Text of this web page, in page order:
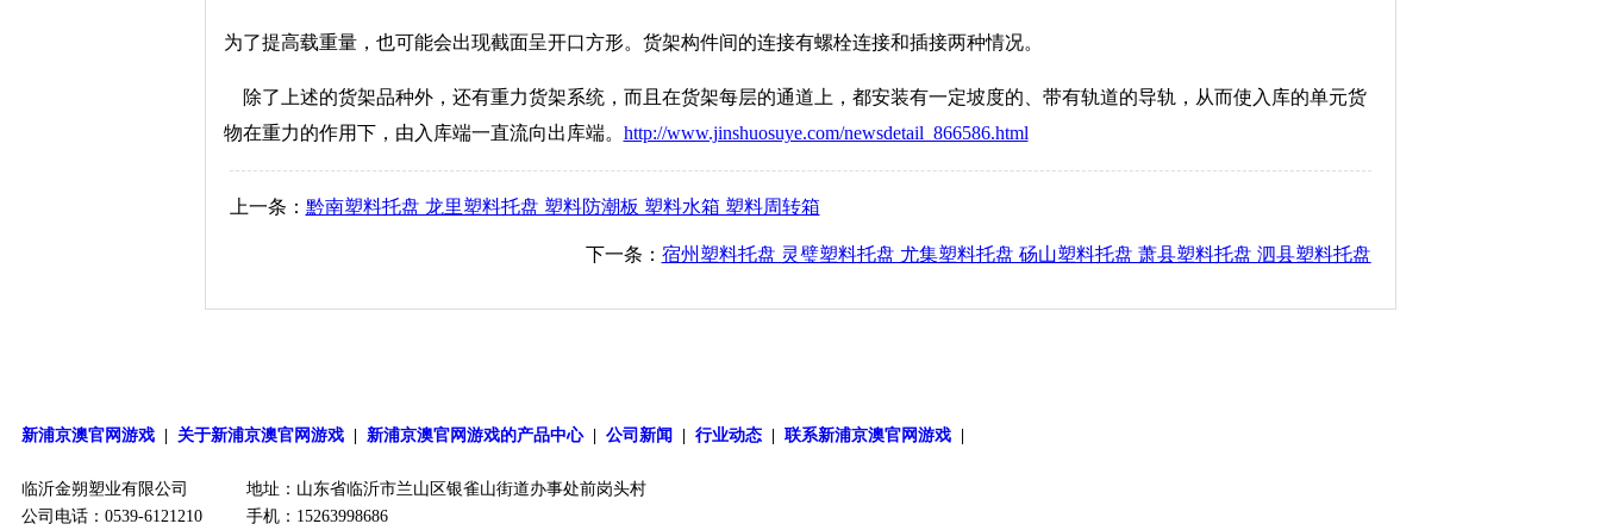
为了提高载重量，也可能会出现截面呈开口方形。货架构件间的连接有螺栓连接和插接两种情况。
除了上述的货架品种外，还有重力货架系统，而且在货架每层的通道上，都安装有一定坡度的、带有轨道的导轨，从而使入库的单元货
物在重力的作用下，由入库端一直流向出库端。 http://www.jinshuosuye.com/newsdetail_866586.html
上一条： 黔南塑料托盘 龙里塑料托盘 塑料防潮板 塑料水箱 塑料周转箱
下一条： 宿州塑料托盘 灵璧塑料托盘 尤集塑料托盘 砀山塑料托盘 萧县塑料托盘 泗县塑料托盘
新浦京澳官网游戏 关于新浦京澳官网游戏 新浦京澳官网游戏的产品中心 公司新闻 行业动态 联系新浦京澳官网游戏
临沂金朔塑业有限公司
地址：山东省临沂市兰山区银雀山街道办事处前岗头村
公司电话：0539-6121210
手机：15263998686